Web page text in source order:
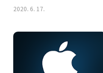
2020. 6. 17.